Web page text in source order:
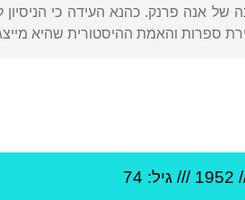
אנה פרנק. כהנא העידה כי
ספרות והאמת ההיסטורית שהיא
1952 /// גיל: 74